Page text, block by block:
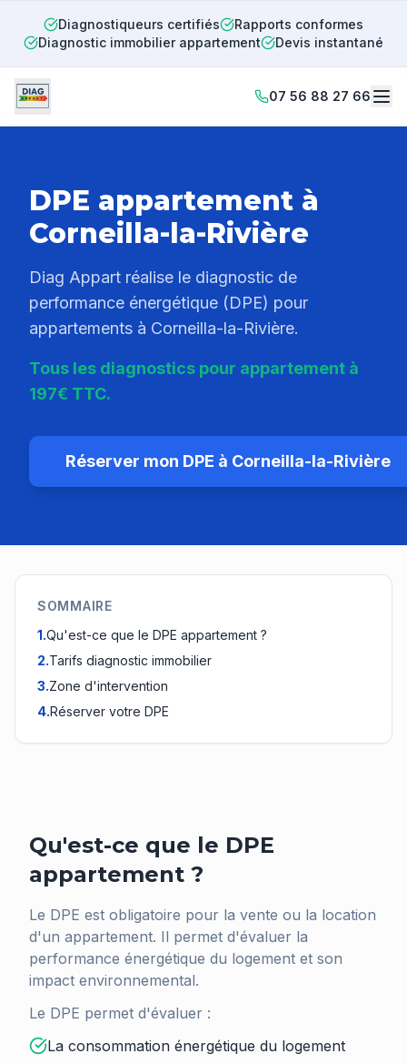
Diagnostiqueurs certifiés
Rapports conformes
Diagnostic immobilier appartement
Devis instantané
07 56 88 27 66
DPE appartement à
Corneilla-la-Rivière
Diag Appart réalise le diagnostic de
performance énergétique (DPE) pour
appartements à Corneilla-la-Rivière.
Tous les diagnostics pour appartement à
197€ TTC.
Réserver mon DPE à Corneilla-la-Rivière
SOMMAIRE
1.Qu'est-ce que le DPE appartement ?
2.Tarifs diagnostic immobilier
3.Zone d'intervention
4.Réserver votre DPE
Qu'est-ce que le DPE
appartement ?
Le DPE est obligatoire pour la vente ou la location
d'un appartement. Il permet d'évaluer la
performance énergétique du logement et son
impact environnemental.
Le DPE permet d'évaluer :
La consommation énergétique du logement